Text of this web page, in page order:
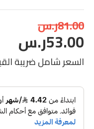
السعر شامل ضريبة
53.00ر.س
81.00ر.س